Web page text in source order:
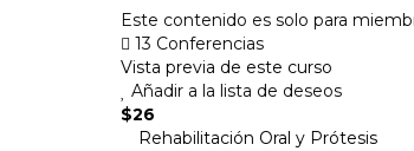
Este contenido es solo para
13 Conferencias
Vista previa de este curso
Añadir a la lista de deseos
$26
Rehabilitación Oral y Prótesis